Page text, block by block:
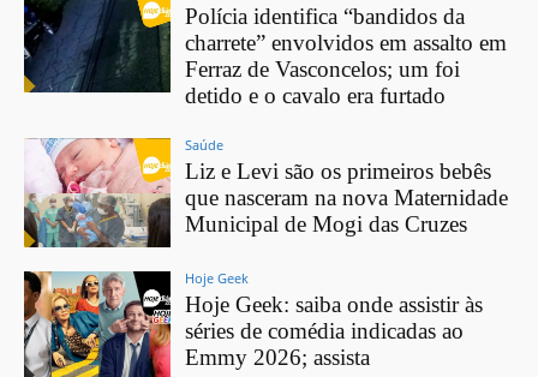
Polícia identifica “bandidos da
charrete” envolvidos em assalto em
Ferraz de Vasconcelos; um foi
detido e o cavalo era furtado
Saúde
Liz e Levi são os primeiros bebês
que nasceram na nova Maternidade
Municipal de Mogi das Cruzes
Hoje Geek
Hoje Geek: saiba onde assistir às
séries de comédia indicadas ao
Emmy 2026; assista